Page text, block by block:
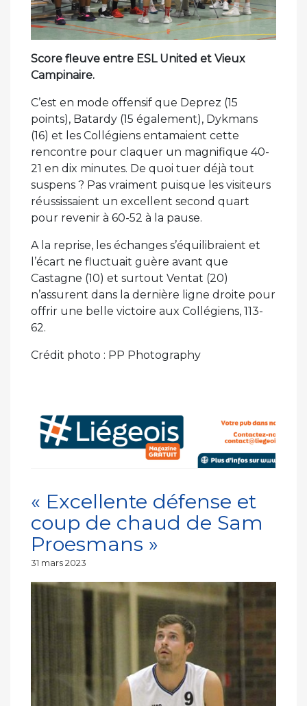
Score fleuve entre ESL United et Vieux
Campinaire.
C’est en mode offensif que Deprez (15
points), Batardy (15 également), Dykmans
(16) et les Collégiens entamaient cette
rencontre pour claquer un magnifique 40-
21 en dix minutes. De quoi tuer déjà tout
suspens ? Pas vraiment puisque les visiteurs
réussissaient un excellent second quart
pour revenir à 60-52 à la pause.
A la reprise, les échanges s’équilibraient et
l’écart ne fluctuait guère avant que
Castagne (10) et surtout Ventat (20)
n’assurent dans la dernière ligne droite pour
offrir une belle victoire aux Collégiens, 113-
62.
Crédit photo : PP Photography
« Excellente défense et
coup de chaud de Sam
Proesmans »
Publié
31 mars 2023